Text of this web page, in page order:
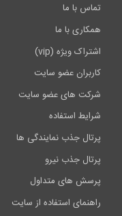
تماس با ما
همکاری با ما
اشتراک ویژه (vip)
کاربران عضو سایت
شرکت های عضو سایت
شرایط استفاده
پرتال جذب نمایندگی ها
پرتال جذب نیرو
پرسش های متداول
راهنمای استفاده از سایت